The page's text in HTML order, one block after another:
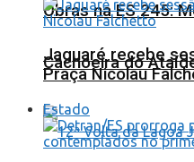
Obras na ES 245:
Cachoeira do
Jaguaré recebe
Praça Nicolau
Estado